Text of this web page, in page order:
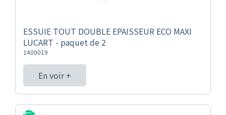
ESSUIE TOUT DOUBLE EPAISSEUR ECO MAXI
LUCART - paquet de 2
1400019
En voir +